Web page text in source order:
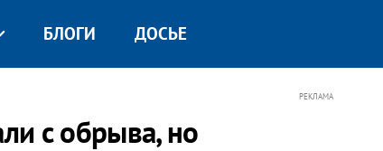
БЛОГИ ДОСЬЕ
с обрыва, но
РЕКЛАМА